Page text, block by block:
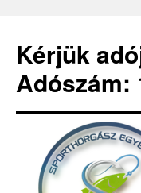
Kérjük
Adószám: